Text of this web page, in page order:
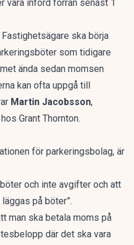
vara införd förrän senast 1
ska börja
som tidigare
ända sedan momsen
kan ofta uppgå till
Martin Jacobsson,
Grant Thornton.
för parkeringsbolag, är
och inte avgifter och att
på böter”.
man ska betala moms på
där det ska vara